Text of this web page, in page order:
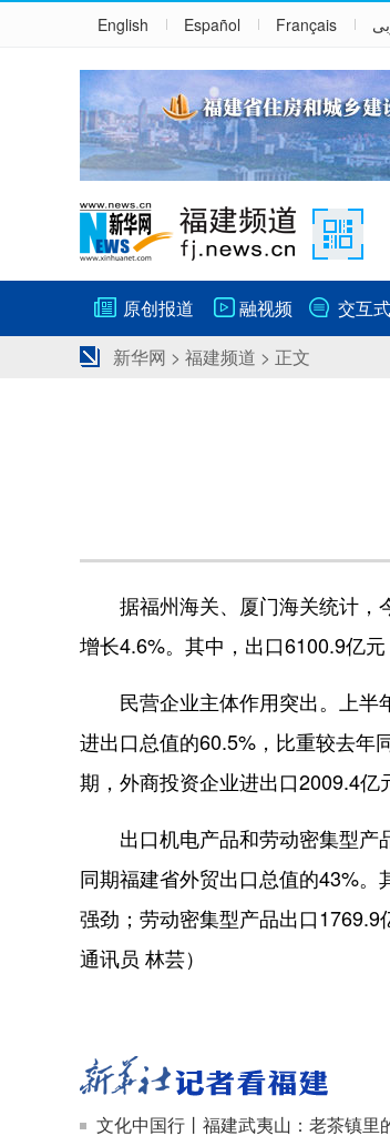
English Español Français
原创报道 融视频 交互
新华网 > 福建频道 > 正文
据福州海关、厦门海关统计，今
增长4.6%。其中，出口6100.9亿
民营企业主体作用突出。上半
进出口总值的60.5%，比重较去年
期，外商投资企业进出口2009.4亿
出口机电产品和劳动密集型产
同期福建省外贸出口总值的43%
强劲；劳动密集型产品出口
通讯员 林芸）
文化中国行丨福建武夷山：老茶镇里